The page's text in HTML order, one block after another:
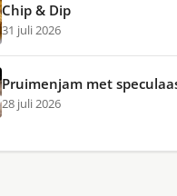
Chip & Dip
31 juli 2026
Pruimenjam met
28 juli 2026